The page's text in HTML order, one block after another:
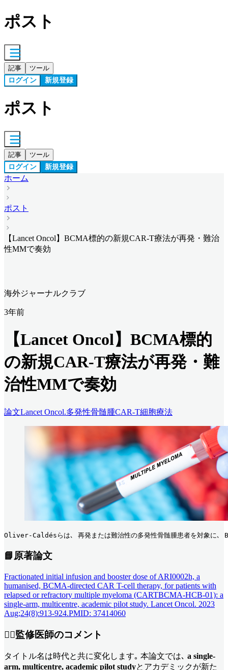
ポスト
記事 ツール
ログイン 新規登録
ポスト
記事 ツール
ログイン 新規登録
ホーム
ポスト
【Lancet Oncol】BCMA標的の新規CAR-T療法が再発・難治
性MMで奏効
海外ジャーナルクラブ
3年前
【Lancet Oncol】BCMA標的
の新規CAR-T療法が再発・難
治性MMで奏効
論文Lancet Oncol.多発性骨髄腫CAR-T細胞療法
Oliver-Caldésらは､ 再発または難治性の多発性骨髄腫患者を対象に､
📘原著論文
Fractionated initial infusion and booster dose of ARI0002h, a
humanised, BCMA-directed CAR T-cell therapy, for patients with
relapsed or refractory multiple myeloma (CARTBCMA-HCB-01): a
single-arm, multicentre, academic pilot study. Lancet Oncol. 2023
Aug;24(8):913-924.PMID: 37414060
👨‍⚕️監修医師のコメント
タイトル名は時代と共に変化します｡ 本論文では､ a single-
arm, multicentre, academic pilot studyとアカデミックが新た